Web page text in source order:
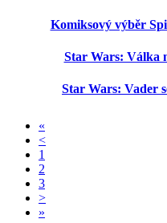
Komiksový výběr
Star Wars: Válka
Star Wars: Vader
«
<
1
2
3
>
»